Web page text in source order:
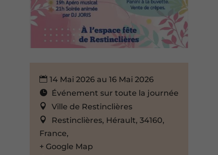
14 Mai 2026 au 16 Mai 2026
Événement sur toute la journée
Ville de Restinclières
Restinclières, Hérault, 34160,
France,
+ Google Map